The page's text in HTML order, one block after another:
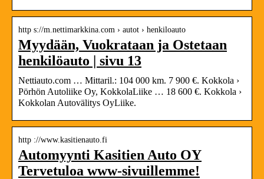
http s://m.nettimarkkina.com › autot › henkiloauto
Myydään, Vuokrataan ja Ostetaan
henkilöauto | sivu 13
Nettiauto.com … Mittaril.: 104 000 km. 7 900 €. Kokkola ›
Pörhön Autoliike Oy, KokkolaLiike … 18 600 €. Kokkola ›
Kokkolan Autovälitys OyLiike.
http ://www.kasitienauto.fi
Automyynti Kasitien Auto OY
Tervetuloa www-sivuillemme!